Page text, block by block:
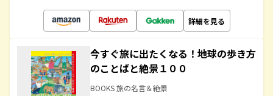
詳細を見る
今すぐ旅に出たくなる！地球の歩き方
のことばと絶景１００
BOOKS 旅の名言＆絶景